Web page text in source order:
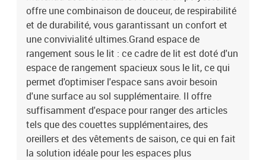
offre une combinaison de douceur, de respirabilité
et de durabilité, vous garantissant un confort et
une convivialité ultimes.Grand espace de
rangement sous le lit : ce cadre de lit est doté d'un
espace de rangement spacieux sous le lit, ce qui
permet d'optimiser l'espace sans avoir besoin
d'une surface au sol supplémentaire. Il offre
suffisamment d'espace pour ranger des articles
tels que des couettes supplémentaires, des
oreillers et des vêtements de saison, ce qui en fait
la solution idéale pour les espaces plus